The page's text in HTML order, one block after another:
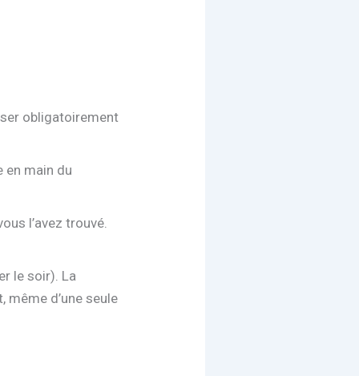
obligatoirement
main du
l’avez trouvé.
le soir). La
d’une seule